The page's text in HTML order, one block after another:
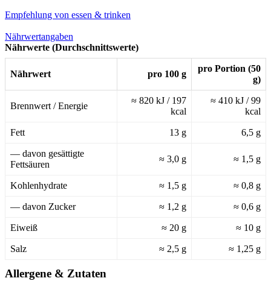
Empfehlung von essen & trinken
Nährwertangaben
Nährwerte (Durchschnittswerte)
Nährwert pro 100 g
pro Portion (50
g)
Brennwert / Energie
≈ 820 kJ / 197
kcal
≈ 410 kJ / 99
kcal
Fett 13 g 6,5 g
— davon gesättigte
Fettsäuren
≈ 3,0 g ≈ 1,5 g
Kohlenhydrate ≈ 1,5 g ≈ 0,8 g
— davon Zucker ≈ 1,2 g ≈ 0,6 g
Eiweiß ≈ 20 g ≈ 10 g
Salz ≈ 2,5 g ≈ 1,25 g
Allergene & Zutaten